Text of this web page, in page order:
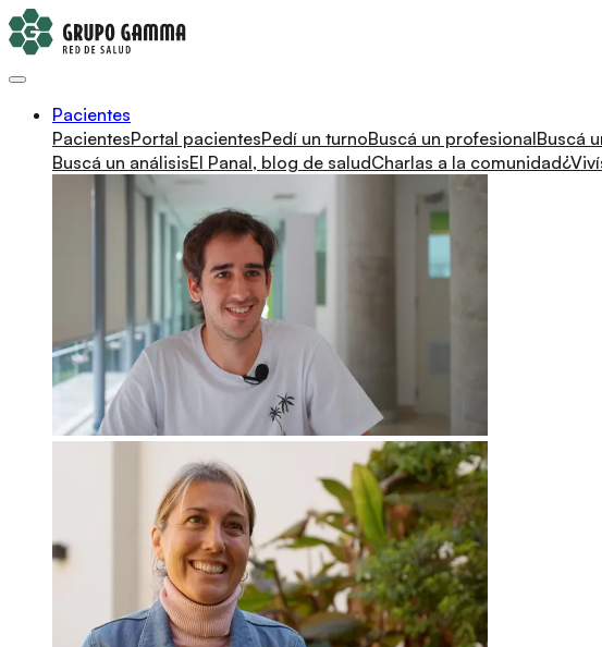
Pacientes
PacientesPortal pacientesPedí un turnoBuscá un profesionalBuscá
Buscá un análisisEl Panal, blog de saludCharlas a la comunidad